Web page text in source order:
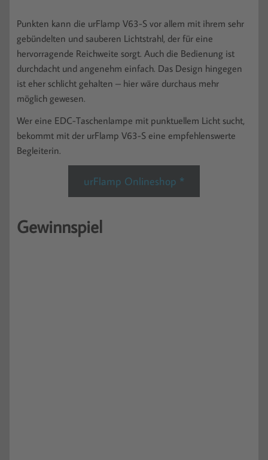
Punkten kann die urFlamp V63-S vor allem mit ihrem sehr
gebündelten und sauberen Lichtstrahl, der für eine
hervorragende Reichweite sorgt. Auch die Bedienung ist
durchdacht und angenehm einfach. Das Design hingegen
ist eher schlicht gehalten – hier wäre durchaus mehr
möglich gewesen.
Wer eine EDC-Taschenlampe mit punktuellem Licht sucht,
bekommt mit der urFlamp V63-S eine empfehlenswerte
Begleiterin.
urFlamp Onlineshop *
Gewinnspiel